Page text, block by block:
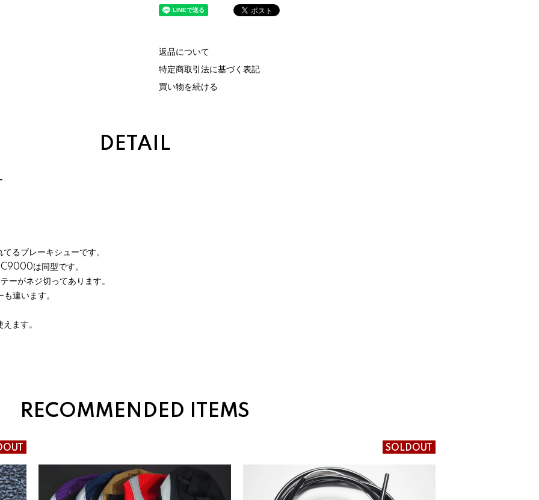
返品について
特定商取引法に基づく表記
買い物を続ける
DETAIL
るブレーキシューです。
は同型です。
がネジ切ってあります。
違います。
ます。
RECOMMENDED ITEMS
SOLDOUT